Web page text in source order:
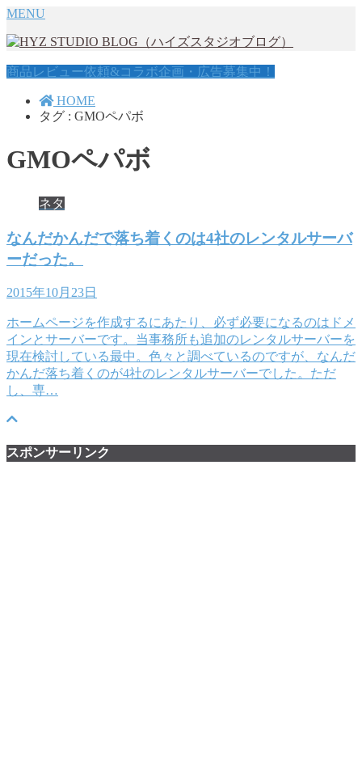
MENU
商品レビュー依頼&コラボ企画・広告募集中！
HOME
タグ : GMOペパボ
GMOペパボ
ネタ
なんだかんだで落ち着くのは4社のレンタルサーバ
ーだった。
2015年10月23日
ホームページを作成するにあたり、必ず必要になるのはドメ
インとサーバーです。当事務所も追加のレンタルサーバーを
現在検討している最中。色々と調べているのですが、なんだ
かんだ落ち着くのが4社のレンタルサーバーでした。ただ
し、専…
スポンサーリンク